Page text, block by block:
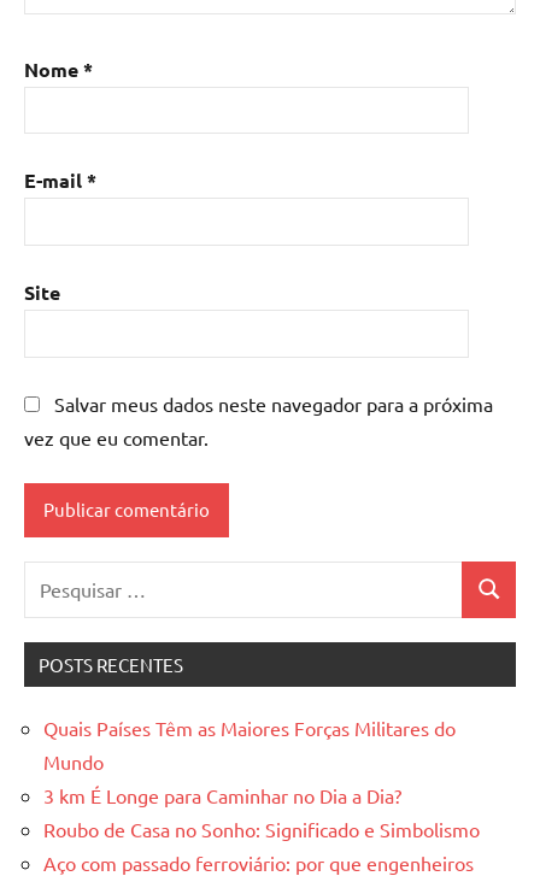
Nome*
E-mail*
Site
Salvar meus dados neste navegador para a próxima
vez que eu comentar.
POSTS RECENTES
Quais Países Têm as Maiores Forças Militares do
Mundo
3 km É Longe para Caminhar no Dia a Dia?
Roubo de Casa no Sonho: Significado e Simbolismo
Aço com passado ferroviário: por que engenheiros